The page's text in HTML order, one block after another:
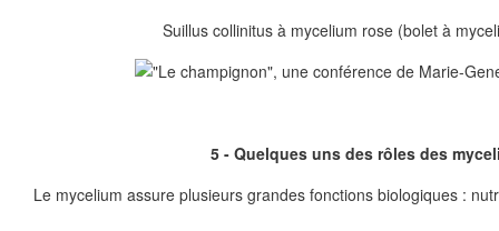
Suillus collinitus à mycelium rose (bolet à
5 - Quelques uns des rôles des
Le mycelium assure plusieurs grandes fonctions biologiques :